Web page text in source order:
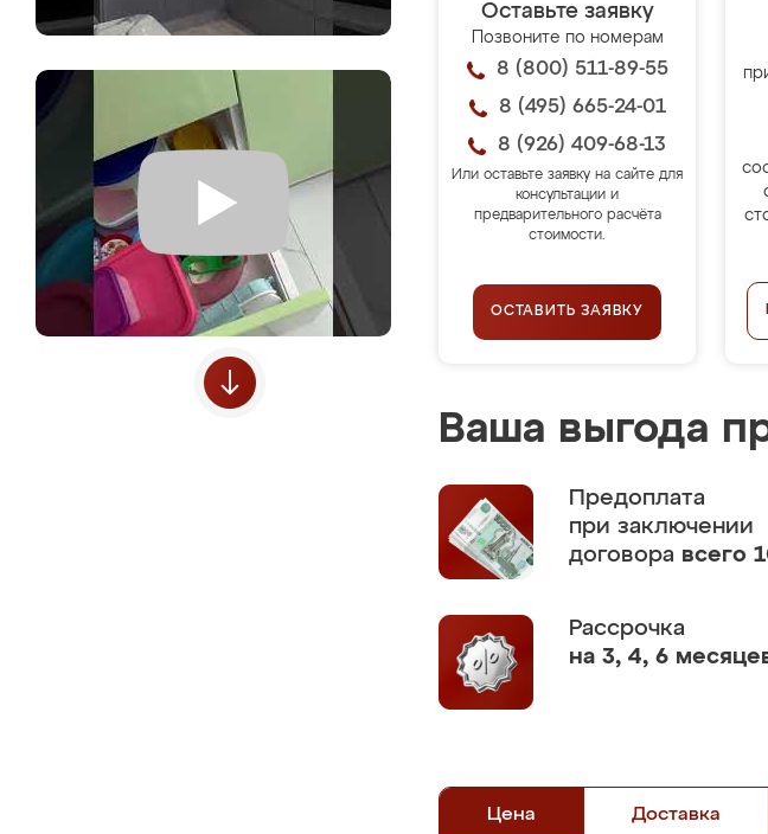
Оставьте заявку
Позвоните по номерам
8 (800) 511-89-55
8 (495) 665-24-01
8 (926) 409-68-13
Или оставьте заявку на сайте для
консультации и
предварительного расчёта
стоимости.
ОСТАВИТЬ ЗАЯВКУ
Ваша выгода
Предоплата
при заключении
договора всего
Рассрочка
на 3, 4, 6
Цена Доставка